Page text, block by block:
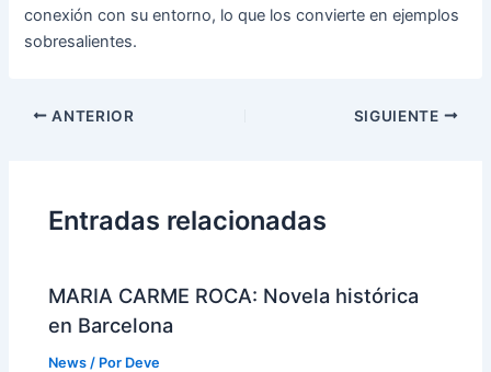
conexión con su entorno, lo que los convierte en ejemplos
sobresalientes.
Navegación
ANTERIOR SIGUIENTE
Entradas relacionadas
MARIA CARME ROCA: Novela histórica
en Barcelona
News / Por Deve